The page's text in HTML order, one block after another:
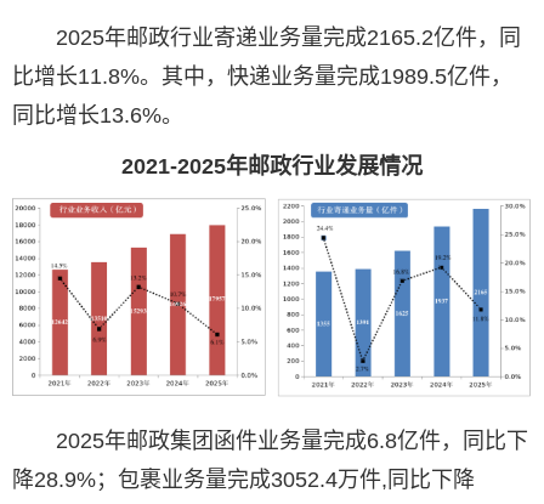
2025年邮政行业寄递业务量完成2165.2亿件，同
比增长11.8%。其中，快递业务量完成1989.5亿件，
同比增长13.6%。
2021-2025年邮政行业发展情况
2025年邮政集团函件业务量完成6.8亿件，同比下
降28.9%；包裹业务量完成3052.4万件,同比下降